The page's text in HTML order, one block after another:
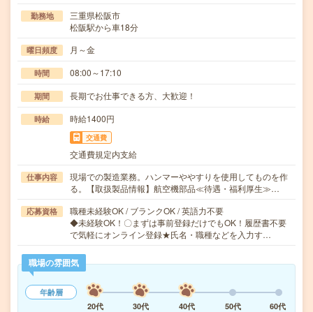
勤務地
三重県松阪市
松阪駅から車18分
曜日頻度 月～金
時間 08:00～17:10
期間 長期でお仕事できる方、大歓迎！
時給 時給1400円
交通費
交通費規定内支給
仕事内容
現場での製造業務。ハンマーややすりを使用してものを作
る。【取扱製品情報】航空機部品≪待遇・福利厚生≫…
応募資格
職種未経験OK / ブランクOK / 英語力不要
◆未経験OK！〇まずは事前登録だけでもOK！履歴書不要
で気軽にオンライン登録★氏名・職種などを入力す…
職場の雰囲気
年齢層
20代
30代 40代 50代 60代